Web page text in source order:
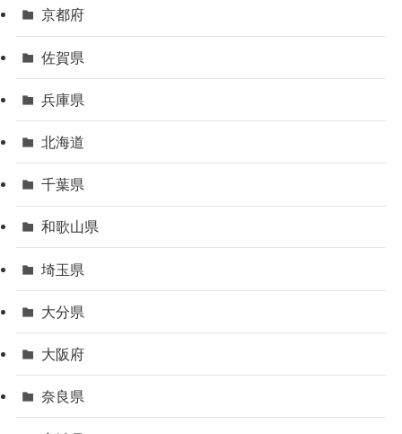
京都府
佐賀県
兵庫県
北海道
千葉県
和歌山県
埼玉県
大分県
大阪府
奈良県